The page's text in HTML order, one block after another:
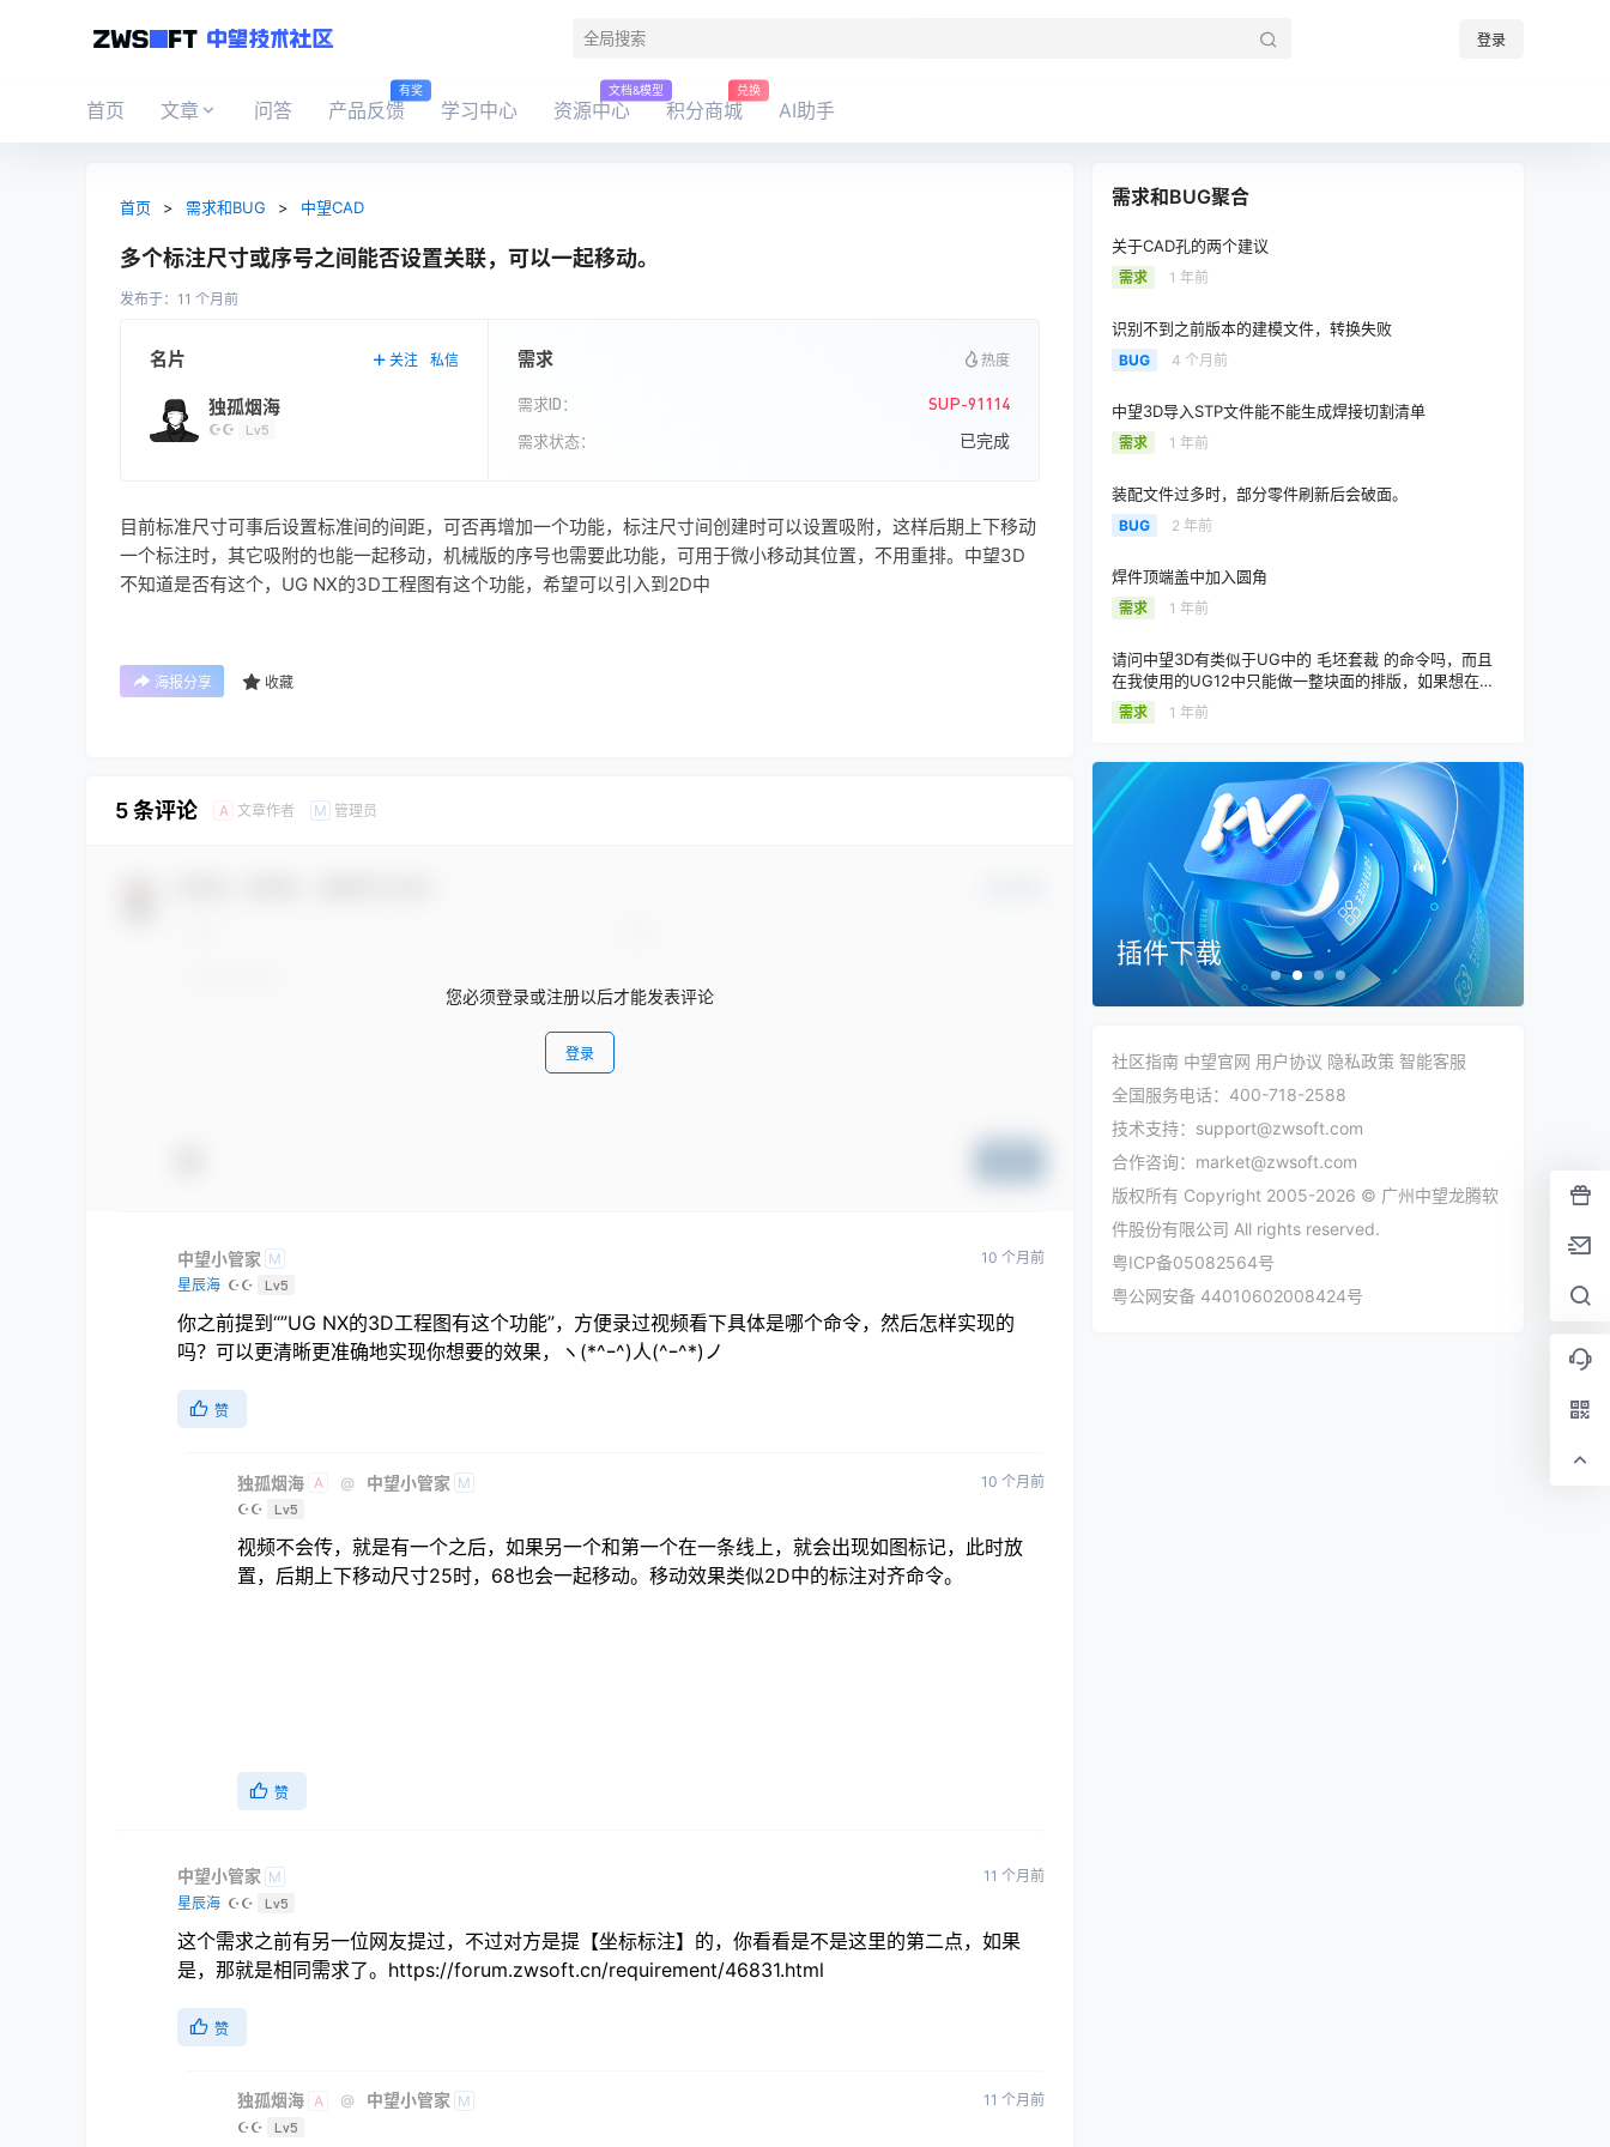
登录
首页 文章 问答 产品反馈
有奖
学习中心 资源中心
文档&模型
积分商城
兑换
AI助手
首页 > 需求和BUG > 中望CAD
多个标注尺寸或序号之间能否设置关联，可以一起移动。
发布于： 11 个月前
名片 关注 私信
独孤烟海
☪☪ Lv5
需求 热度
需求ID： SUP-91114
需求状态： 已完成
目前标准尺寸可事后设置标准间的间距，可否再增加一个功能，标注尺寸间创建时可以设置吸附，这样后期上下移动
一个标注时，其它吸附的也能一起移动，机械版的序号也需要此功能，可用于微小移动其位置，不用重排。中望3D
不知道是否有这个，UG NX的3D工程图有这个功能，希望可以引入到2D中
海报分享 收藏
5 条评论 A 文章作者 M 管理员
您必须登录或注册以后才能发表评论
登录
中望小管家 M
星辰海 ☪☪ Lv5
10 个月前
你之前提到“”UG NX的3D工程图有这个功能”，方便录过视频看下具体是哪个命令，然后怎样实现的
吗？可以更清晰更准确地实现你想要的效果，ヽ(*^ｰ^)人(^ｰ^*)ノ
赞
独孤烟海 A @ 中望小管家 M
☪☪
Lv5
10 个月前
视频不会传，就是有一个之后，如果另一个和第一个在一条线上，就会出现如图标记，此时放
置，后期上下移动尺寸25时，68也会一起移动。移动效果类似2D中的标注对齐命令。
赞
中望小管家 M
星辰海 ☪☪ Lv5
11 个月前
这个需求之前有另一位网友提过，不过对方是提【坐标标注】的，你看看是不是这里的第二点，如果
是，那就是相同需求了。https://forum.zwsoft.cn/requirement/46831.html
赞
独孤烟海 A @ 中望小管家 M
☪☪
Lv5
11 个月前
需求和BUG聚合
关于CAD孔的两个建议
需求 1 年前
识别不到之前版本的建模文件，转换失败
BUG 4 个月前
中望3D导入STP文件能不能生成焊接切割清单
需求 1 年前
装配文件过多时，部分零件刷新后会破面。
BUG 2 年前
焊件顶端盖中加入圆角
需求 1 年前
请问中望3D有类似于UG中的 毛坯套裁 的命令吗，而且
在我使用的UG12中只能做一整块面的排版，如果想在一
块坯料上排几种产品就得手动连城一个整体来获取一个整
面，希望中望能补充上相关功能
需求 1 年前
插件下载
社区指南 中望官网 用户协议 隐私政策 智能客服
全国服务电话：400-718-2588
技术支持：support@zwsoft.com
合作咨询：market@zwsoft.com
版权所有 Copyright 2005-2026 © 广州中望龙腾软
件股份有限公司 All rights reserved.
粤ICP备05082564号
粤公网安备 44010602008424号